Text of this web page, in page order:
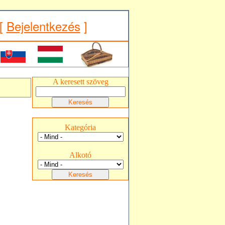
Bejelentkezés ]
A keresett szöveg
Kategória
Alkotó